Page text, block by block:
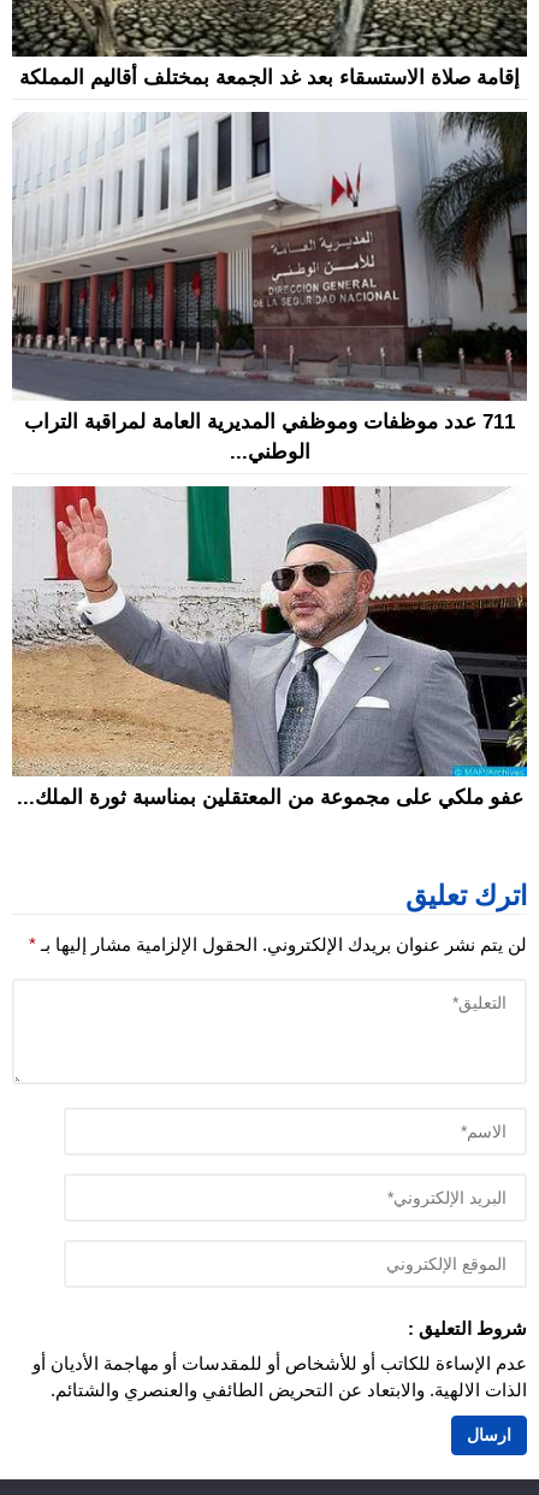
إقامة صلاة الاستسقاء بعد غد الجمعة بمختلف أقاليم المملكة
711 عدد موظفات وموظفي المديرية العامة لمراقبة التراب
الوطني...
عفو ملكي على مجموعة من المعتقلين بمناسبة ثورة الملك...
اترك تعليق
لن يتم نشر عنوان بريدك الإلكتروني. الحقول الإلزامية مشار إليها بـ *
شروط التعليق :
عدم الإساءة للكاتب أو للأشخاص أو للمقدسات أو مهاجمة الأديان أو
الذات الالهية. والابتعاد عن التحريض الطائفي والعنصري والشتائم.